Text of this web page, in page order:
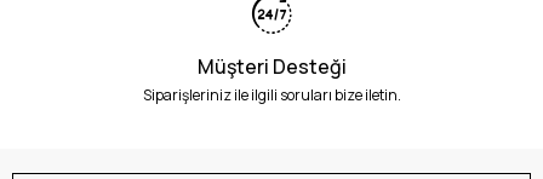
Müşteri Desteği
Siparişleriniz ile ilgili soruları bize iletin.